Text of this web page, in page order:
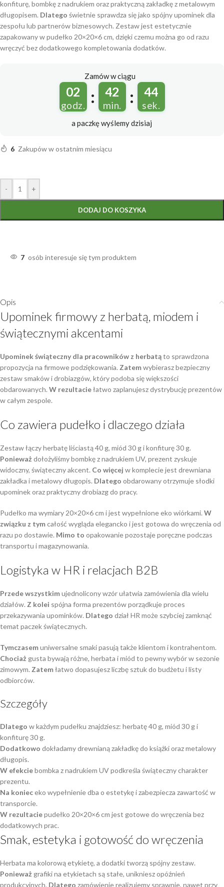
konfiturę, bombkę z nadrukiem oraz praktyczną zakładkę z metalowym
długopisem. Dlatego świetnie sprawdza się jako spójny upominek dla
zespołu lub partnerów biznesowych. Zestaw jest estetycznie
zapakowany w pudełko 20×20×6 cm, dzięki czemu można go od razu
wręczyć bez dodatkowego kompletowania dodatków.
Zamów w ciągu
02
godz. : 42
min. : 43
sek.
a paczkę wyślemydzisiaj
6 Zakupów w ostatnim miesiącu
- +
DODAJ DO KOSZYKA
7 osób interesuje się tym produktem
Opis
Upominek firmowy z herbatą, miodem i
świątecznymi akcentami
Upominek świąteczny dla pracowników z herbatąto sprawdzona
propozycja na firmowe podziękowania.Zatemwybierasz bezpieczny
zestaw smaków i drobiazgów, który podoba się większości
obdarowanych.W rezultaciełatwo zaplanujesz dystrybucję prezentów
w całym zespole.
Co zawiera pudełko i dlaczego działa
Zestaw łączy herbatę liściastą 40 g, miód 30 g i konfiturę 30 g.
Ponieważ dołożyliśmy bombkę z nadrukiem UV, prezent zyskuje
widoczny, świąteczny akcent. Co więcej w komplecie jest drewniana
zakładka i metalowy długopis. Dlatego obdarowany otrzymuje słodki
upominek oraz praktyczny drobiazg do pracy.
Pudełko ma wymiary 20×20×6 cm i jest wypełnione eko wiórkami.W
związku z tymcałość wygląda elegancko i jest gotowa do wręczenia od
razu po dostawie. Mimo to opakowanie pozostaje poręczne podczas
transportu i magazynowania.
Logistyka w HR i relacjach B2B
Przede wszystkimujednolicony wzór ułatwia zamówienia dla wielu
działów.Z kolei spójna forma prezentów porządkuje proces
przekazywania upominków. Dlatego dział HR może szybciej zamknąć
temat paczek świątecznych.
Tymczasemuniwersalne smaki pasują także klientom i kontrahentom.
Chociaż gusta bywają różne, herbata i miód to pewny wybór w sezonie
zimowym.Zatemłatwo dopasujesz liczbę sztuk do budżetu i listy
odbiorców.
Szczegóły
Dlatego w każdym pudełku znajdziesz: herbatę 40 g, miód 30 g i
konfiturę 30 g.
Dodatkowo dokładamy drewnianą zakładkę do książki oraz metalowy
długopis.
W efekciebombka z nadrukiem UV podkreśla świąteczny charakter
prezentu.
Na konieceko wypełnienie dba o estetykę i zabezpiecza zawartość w
transporcie.
W rezultaciepudełko 20×20×6 cm jest gotowe do wręczenia bez
dodatkowych prac.
Smak, estetyka i gotowość do wręczenia
Herbata ma kolorową etykietę, a dodatki tworzą spójny zestaw.
Ponieważ grafiki na etykietach są stałe, unikniesz opóźnień
produkcyjnych. Dlatego zamówienie realizujemy sprawnie, nawet przy